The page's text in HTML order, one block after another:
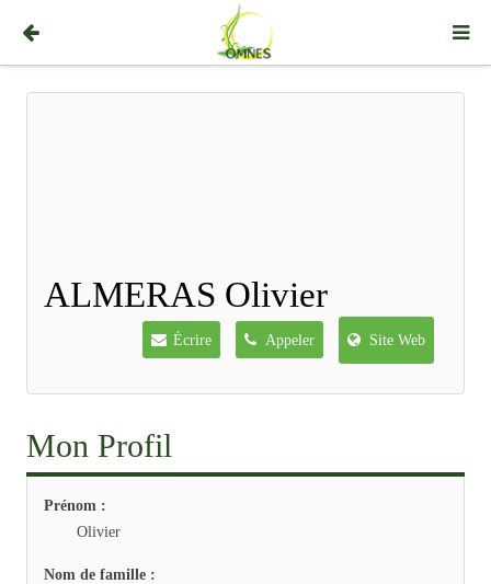
ALMERAS Olivier
Écrire Appeler Site Web
Mon Profil
Prénom :
Olivier
Nom de famille :